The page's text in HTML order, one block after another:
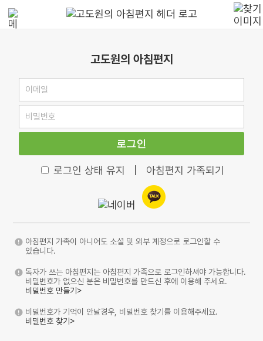
고도원의 아침편지
로그인
로그인 상태 유지 아침편지 가족되기
아침편지 가족이 아니어도 소셜 및 외부 계정으로 로그인할 수
있습니다.
독자가 쓰는 아침편지는 아침편지 가족으로 로그인하셔야 가능합니다.
비밀번호가 없으신 분은 비밀번호를 만드신 후에 이용해 주세요.
비밀번호 만들기>
비밀번호가 기억이 안날경우, 비밀번호 찾기를 이용해주세요.
비밀번호 찾기>